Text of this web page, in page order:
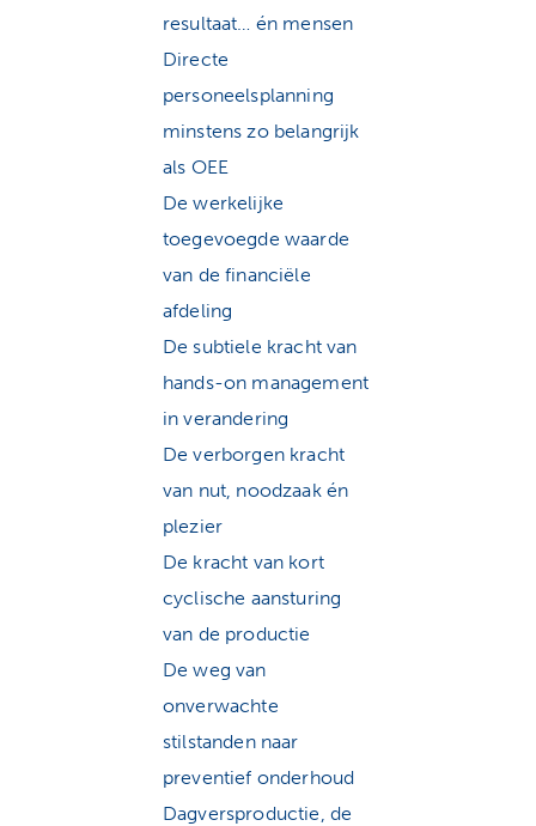
resultaat… én mensen
Directe
personeelsplanning
minstens zo belangrijk
als OEE
De werkelijke
toegevoegde waarde
van de financiële
afdeling
De subtiele kracht van
hands-on management
in verandering
De verborgen kracht
van nut, noodzaak én
plezier
De kracht van kort
cyclische aansturing
van de productie
De weg van
onverwachte
stilstanden naar
preventief onderhoud
Dagversproductie, de